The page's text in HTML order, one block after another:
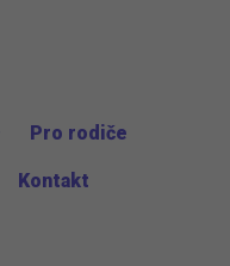
Pro rodiče
Kontakt